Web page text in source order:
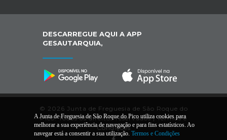
DESCARREGUE AQUI A APP
GESAUTARQUIA,
© 2026 Junta de Freguesia de São Roque do
Pico. Todos os direitos reservados |Termos e
Condições
A Junta de Freguesia de São Roque do Pico utiliza cookies para
melhorar a sua experiência de navegação e para fins estatísticos. Ao
navegar está a consentir a sua utilização. Termos e Condições